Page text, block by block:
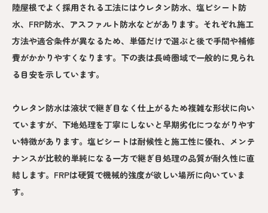
陸屋根でよく採用される工法にはウレタン防水、塩ビシート防
水、FRP防水、アスファルト防水などがあります。それぞれ施工
方法や適合条件が異なるため、単価だけで選ぶと後で手間や補修
費がかかりやすくなります。下の表は長崎圏域で一般的に見られ
る目安を示しています。
ウレタン防水は液状で継ぎ目なく仕上がるため複雑な形状に向い
ていますが、下地処理を丁寧にしないと早期劣化につながりやす
い特徴があります。塩ビシートは耐候性と施工性に優れ、メンテ
ナンスが比較的単純になる一方で継ぎ目処理の品質が耐久性に直
結します。FRPは硬質で機械的強度が欲しい場所に向いていま
す。